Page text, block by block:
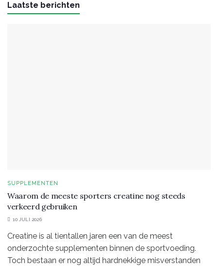
Laatste berichten
SUPPLEMENTEN
Waarom de meeste sporters creatine nog steeds
verkeerd gebruiken
10 JULI 2026
Creatine is al tientallen jaren een van de meest
onderzochte supplementen binnen de sportvoeding.
Toch bestaan er nog altijd hardnekkige misverstanden